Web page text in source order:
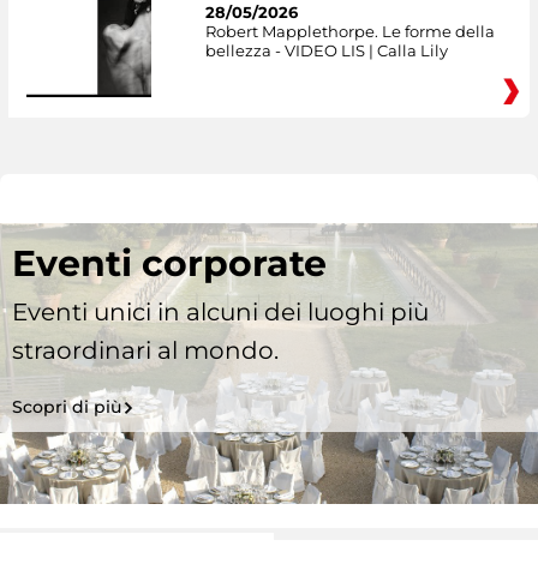
28/05/2026
Robert Mapplethorpe. Le forme della
bellezza - VIDEO LIS | Calla Lily
Eventi corporate
Eventi unici in alcuni dei luoghi più
straordinari al mondo.
Scopri di più